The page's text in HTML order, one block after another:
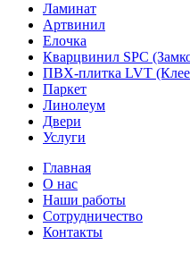
Ламинат
Артвинил
Елочка
Кварцвинил SPC
ПВХ-плитка LVT
Паркет
Линолеум
Двери
Услуги
Главная
О нас
Наши работы
Сотрудничество
Контакты